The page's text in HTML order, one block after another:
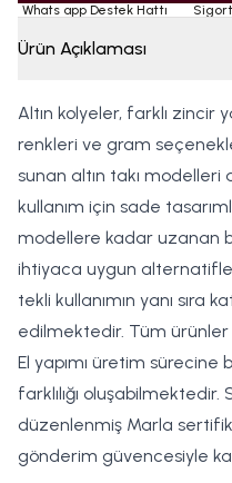
Whats app Destek Hattı
Ürün Açıklaması
Altın kolyeler, farklı zincir
renkleri ve gram
sunan altın takı modelleri
kullanım için sade
modellere kadar uzanan
ihtiyaca uygun
tekli kullanımın yanı sıra
edilmektedir. Tüm ürünler
El yapımı üretim sürecine
farklılığı oluşabilmektedir.
düzenlenmiş Marla
gönderim güvencesiyle